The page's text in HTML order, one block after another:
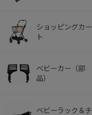
ショッピングカー
ト
ベビーカー（部
品）
ベビーラック＆チ